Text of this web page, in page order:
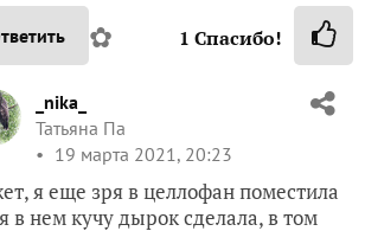
✿ 1 Спасибо!
_nika_
Татьяна Па
19 марта 2021, 20:23
я еще зря в целлофан поместила
в нем кучу дырок сделала, в том